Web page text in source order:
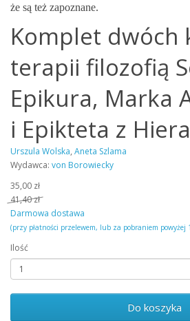
że są też zapoznane.
Komplet dwóch
terapii filozofią
Epikura, Marka
i Epikteta z
Urszula Wolska, Aneta Szlama
Wydawca: von Borowiecky
35,00 zł
41,40 zł
Darmowa dostawa
(przy płatności przelewem, lub za pobraniem powyżej
Ilość
Do koszyka